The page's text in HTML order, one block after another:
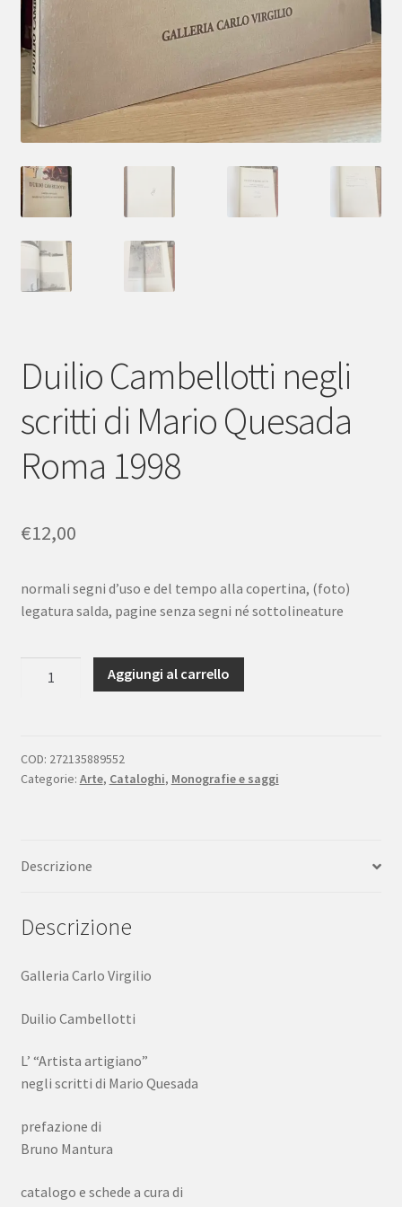
Duilio Cambellotti negli
scritti di Mario Quesada
Roma 1998
€12,00
normali segni d’uso e del tempo alla copertina, (foto)
legatura salda, pagine senza segni né sottolineature
Cambellotti
di
Mario
quantità
Aggiungi al carrello
COD: 272135889552
Categorie: Arte, Cataloghi, Monografie e saggi
Descrizione
Descrizione
Galleria Carlo Virgilio
Duilio Cambellotti
L’ “Artista artigiano”
negli scritti di Mario Quesada
prefazione di
Bruno Mantura
catalogo e schede a cura di